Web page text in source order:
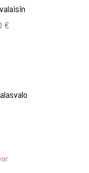
€Hintaluokka: